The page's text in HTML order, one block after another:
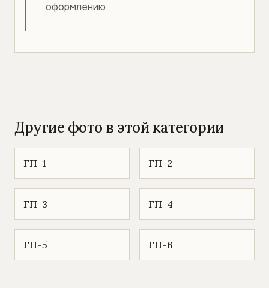
оформлению
Другие фото в этой категории
ГП-1 ГП-2
ГП-3 ГП-4
ГП-5 ГП-6